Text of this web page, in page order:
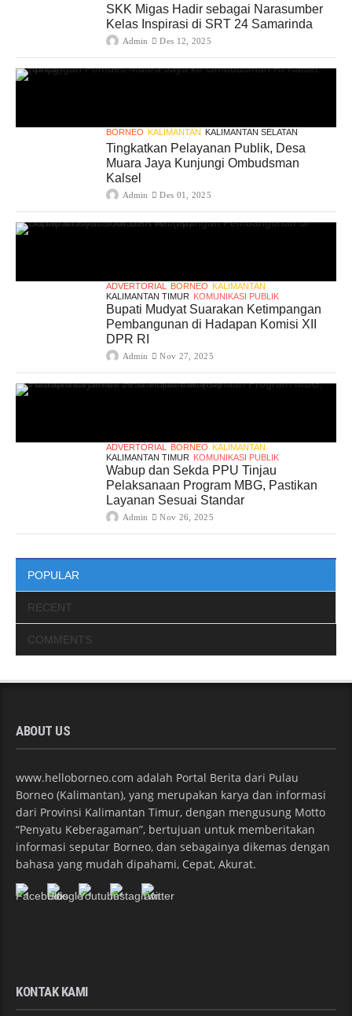
SKK Migas Hadir sebagai Narasumber
Kelas Inspirasi di SRT 24 Samarinda
Admin Des 12, 2025
BORNEO KALIMANTAN KALIMANTAN SELATAN
Tingkatkan Pelayanan Publik, Desa
Muara Jaya Kunjungi Ombudsman
Kalsel
Admin Des 01, 2025
ADVERTORIAL BORNEO KALIMANTAN
KALIMANTAN TIMUR KOMUNIKASI PUBLIK
Bupati Mudyat Suarakan Ketimpangan
Pembangunan di Hadapan Komisi XII
DPR RI
Admin Nov 27, 2025
ADVERTORIAL BORNEO KALIMANTAN
KALIMANTAN TIMUR KOMUNIKASI PUBLIK
Wabup dan Sekda PPU Tinjau
Pelaksanaan Program MBG, Pastikan
Layanan Sesuai Standar
Admin Nov 26, 2025
POPULAR
RECENT
COMMENTS
ABOUT US
www.helloborneo.com adalah Portal Berita dari Pulau
Borneo (Kalimantan), yang merupakan karya dan informasi
dari Provinsi Kalimantan Timur, dengan mengusung Motto
“Penyatu Keberagaman”, bertujuan untuk memberitakan
informasi seputar Borneo, dan sebagainya dikemas dengan
bahasa yang mudah dipahami, Cepat, Akurat.
KONTAK KAMI